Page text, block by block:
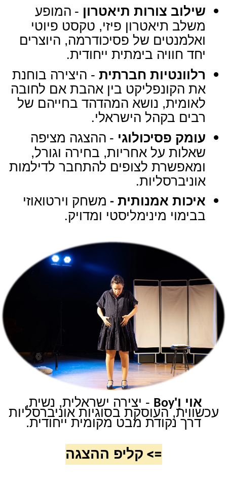
שילוב צורות תיאטרון - המופע
משלב תיאטרון פיזי, טקסט פיוטי
ואלמנטים של פסיכודרמה, היוצרים
יחד חוויה בימתית ייחודית.
רלוונטיות חברתית - היצירה בוחנת
את הקונפליקט בין אהבת אם לחובה
לאומית, נושא המהדהד בחייהם של
רבים בקהל הישראלי.
עומק פסיכולוגי - ההצגה מציפה
שאלות על אחריות, בחירה וגורל,
ומאפשרת לצופים להתחבר לדילמות
אוניברסליות.
איכות אמנותית - משחק וירטואוזי
בבימוי מינימליסטי ומדויק.
אוי וַ'Boy - יצירה ישראלית, נשית,
עכשווית, העוסקת בסוגיות אוניברסליות
דרך נקודת מבט מקומית ייחודית.
=> קליפ ההצגה